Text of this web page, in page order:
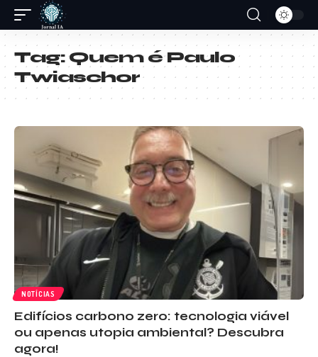
Tag:Quem é Paulo
Twiaschor
NOTÍCIAS
Edifícios carbono zero: tecnologia viável
ou apenas utopia ambiental? Descubra
agora!